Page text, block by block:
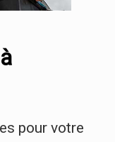
pour votre